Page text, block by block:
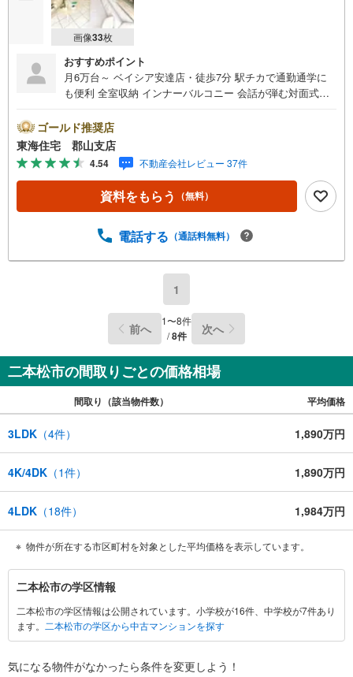
画像33枚
おすすめポイント
月6万台～ ベイシア安達店・徒歩7分 駅チカで通勤通学に
も便利 全室収納 インナーバルコニー 会話が弾む対面式キ
できます ■東海住宅 郡山支店が選ばれる理由1郡山市を中
心に多数の物件を取り扱っています。 新築・中古様々な
物件をご紹介可能です。ぜひお気軽にお問合せ下さい。2お
家の購入だけでなく、売却もぜひお任せください。 でき
る限りお客様のご要望を実現するために、責任を持って物
件をお預かり致します。3創業50年以上 独自のノウハウで
もまずはお気軽にご相談下さい。 ご予算や自己資金、ロ
す。東海住宅 郡山支店営業時間 9:30～18:30（定休日:
ます。また、見学予約ボタンより現地のご案内も可能で
す。＝＝＝＝＝＝＝＝＝＝＝＝
ゴールド推奨店
東海住宅 郡山支店
4.54 不動産会社レビュー 37件
資料をもらう （無料）
電話する （通話料無料）
1
前へ 1〜8件
/8件 次へ
二本松市の間取りごとの価格相場
間取り（該当物件数） 平均価格
3LDK （4件） 1,890万円
4K/4DK （1件） 1,890万円
4LDK （18件） 1,984万円
物件が所在する市区町村を対象とした平均価格を表示しています。
本
松
市
関
二本松市の学区情報
二本松市の学区情報は公開されています。小学校が16件、中学校が7件あり
ます。 二本松市の学区から中古マンションを探す
気になる物件がなかったら条件を変更しよう！